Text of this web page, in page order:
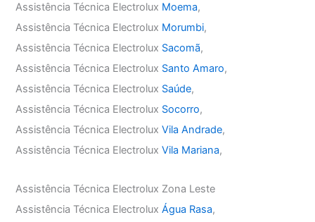
Assistência Técnica Electrolux Moema,
Assistência Técnica Electrolux Morumbi,
Assistência Técnica Electrolux Sacomã,
Assistência Técnica Electrolux Santo Amaro,
Assistência Técnica Electrolux Saúde,
Assistência Técnica Electrolux Socorro,
Assistência Técnica ElectroluxVila Andrade,
Assistência Técnica ElectroluxVila Mariana,
Assistência Técnica Electrolux Zona Leste
Assistência Técnica ElectroluxÁgua Rasa,